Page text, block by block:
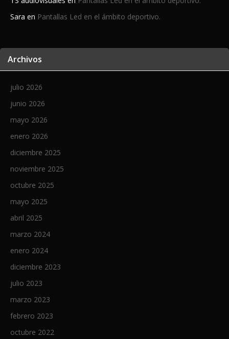
Sara en Pantallas Led en el ámbito deportivo.
Archivos
julio 2026
junio 2026
mayo 2026
enero 2026
diciembre 2025
noviembre 2025
octubre 2025
mayo 2025
abril 2025
marzo 2024
enero 2024
diciembre 2023
julio 2023
marzo 2023
febrero 2023
octubre 2022